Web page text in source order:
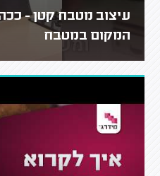
עיצוב מטבח קטן -
המקום במטבח